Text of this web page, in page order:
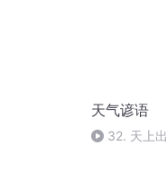
天气谚语
32. 天上